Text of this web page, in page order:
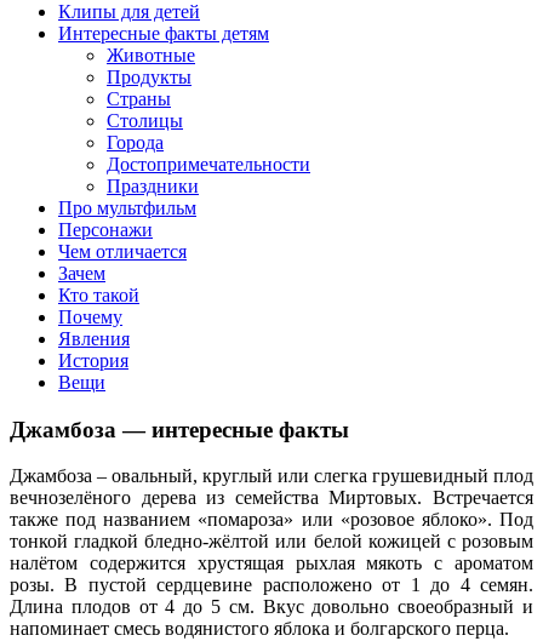
интересные факты про страны, столицы и города, клипы из
мультфильмов, мульт-клипы, песни из мультиков, детские
клипы, интересные факты о мультфильмах и про персонажей
мультфильмов
Клипы для детей
Интересные факты детям
Животные
Продукты
Страны
Столицы
Города
Достопримечательности
Праздники
Про мультфильм
Персонажи
Чем отличается
Зачем
Кто такой
Почему
Явления
История
Вещи
Джамбоза — интересные факты
Джамбоза – овальный, круглый или слегка грушевидный плод
вечнозелёного дерева из семейства Миртовых. Встречается
также под названием «помароза» или «розовое яблоко». Под
тонкой гладкой бледно-жёлтой или белой кожицей с розовым
налётом содержится хрустящая рыхлая мякоть с ароматом
розы. В пустой сердцевине расположено от 1 до 4 семян.
Длина плодов от 4 до 5 см. Вкус довольно своеобразный и
напоминает смесь водянистого яблока и болгарского перца.